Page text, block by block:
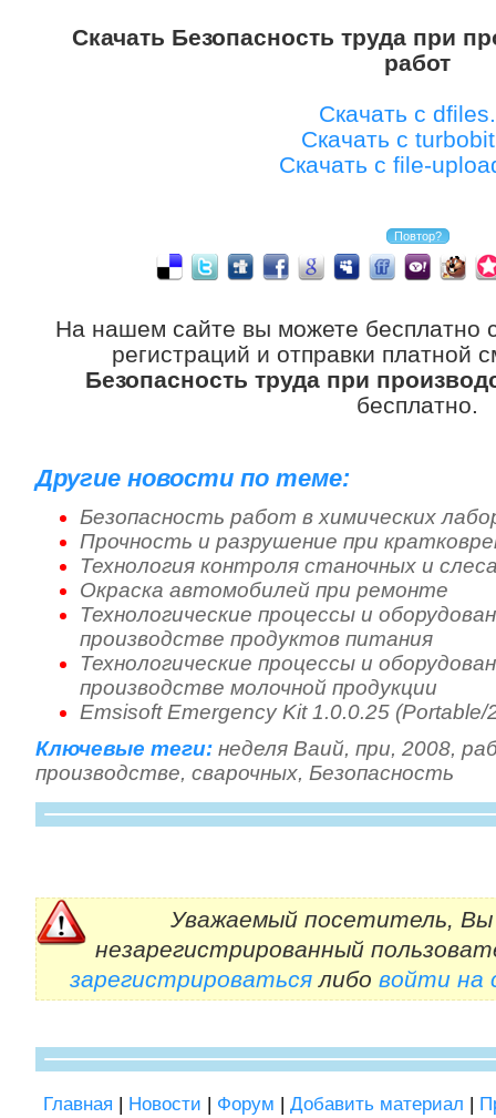
Скачать Безопасность труда при
работ
Скачать с
Скачать с
Скачать с file-
На нашем сайте вы можете бесплатно
регистраций и отправки платной
Безопасность труда при
бесплатно.
Другие новости по теме:
Безопасность работ в химических
Прочность и разрушение при
Технология контроля станочных и
Окраска автомобилей при ремонте
Технологические процессы и
производстве продуктов питания
Технологические процессы и
производстве молочной продукции
Emsisoft Emergency Kit 1.0.0.25 (Portable/
Ключевые теги: неделя Ваий, при, 2008,
производстве, сварочных, Безопасность
Уважаемый посетитель, Вы
незарегистрированный
зарегистрироватьсялибо войти на
Главная | Новости | Форум | Добавить материал |